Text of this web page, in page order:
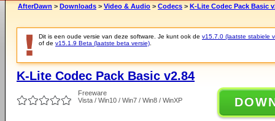
AfterDawn > Downloads > Video & Audio > Codecs > K-Lite Codec Pack Basic
Dit is een oude versie van deze software. Je kunt ook de v15.7.0 (laatste stabiele
of de v15.1.9 Beta (laatste beta versie)
K-Lite Codec Pack Basic v2.84
Freeware
Vista / Win10 / Win7 / Win8 / WinXP